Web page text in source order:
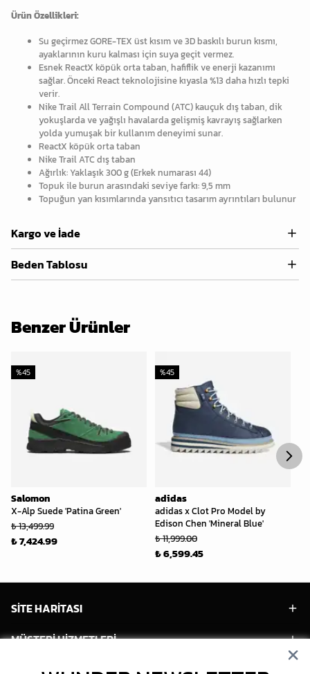
Ürün Özellikleri:
Su geçirmez GORE-TEX üst kısım ve 3D baskılı burun kısmı,
ayaklarının kuru kalması için suya geçit vermez.
Esnek ReactX köpük orta taban, hafiflik ve enerji kazanımı
sağlar. Önceki React teknolojisine kıyasla %13 daha hızlı tepki
verir.
Nike Trail All Terrain Compound (ATC) kauçuk dış taban, dik
yokuşlarda ve yağışlı havalarda gelişmiş kavrayış sağlarken
yolda yumuşak bir kullanım deneyimi sunar.
ReactX köpük orta taban
Nike Trail ATC dış taban
Ağırlık: Yaklaşık 300 g (Erkek numarası 44)
Topuk ile burun arasındaki seviye farkı: 9,5 mm
Topuğun yan kısımlarında yansıtıcı tasarım ayrıntıları bulunur
Kargo ve İade
Beden Tablosu
Benzer Ürünler
Salomon
X-Alp Suede 'Patina Green'
%45
₺ 13,499.99
₺ 7,424.99
adidas
adidas x Clot Pro Model by
Edison Chen 'Mineral Blue'
%45
₺ 11,999.00
₺ 6,599.45
SİTE HARİTASI
MÜŞTERİ HİZMETLERİ